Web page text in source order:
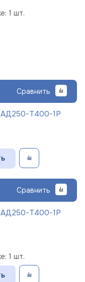
1 шт.
Сравнить
АД250-Т400-1Р
Сравнить
АД250-Т400-1Р
1 шт.